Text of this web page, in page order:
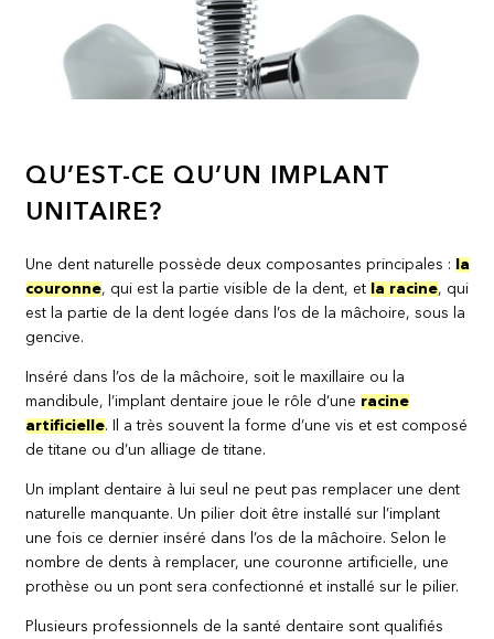
QU’EST-CE QU’UN IMPLANT
UNITAIRE?
Une dent naturelle possède deux composantes principales :
la
couronne, qui est la partie visible de la dent, et la racine, qui
est la partie de la dent logée dans l’os de la mâchoire, sous la
gencive.
Inséré dans l’os de la mâchoire, soit le maxillaire ou la
mandibule, l’implant dentaire joue le rôle d’une racine
artificielle. Il a très souvent la forme d’une vis et est composé
de titane ou d’un alliage de titane.
Un implant dentaire à lui seul ne peut pas remplacer une dent
naturelle manquante. Un pilier doit être installé sur l’implant
une fois ce dernier inséré dans l’os de la mâchoire. Selon le
nombre de dents à remplacer, une couronne artificielle, une
prothèse ou un pont sera confectionné et installé sur le pilier.
Plusieurs professionnels de la santé dentaire sont qualifiés